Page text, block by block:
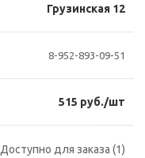
Грузинская 12
8-952-893-09-51
515 руб./шт
Доступно для заказа (1)